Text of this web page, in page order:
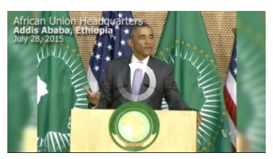
No media source currently available